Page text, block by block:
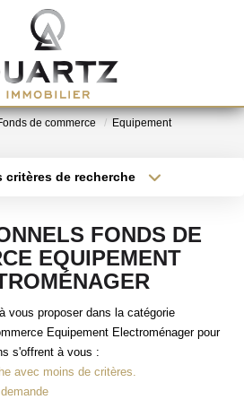
ESTIMER
REJOINDRE
L'AGENCE
CONTACT
de commerce
Equipement
critères de recherche
Surface min
FONDS DE
EQUIPEMENT
vous proposer dans la catégorie
Equipement Electroménager pour
s'offrent à vous :
avec moins de critères.